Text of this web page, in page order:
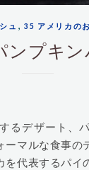
ュ , 35 アメリカの
ンプキ
ーマルな食事の
を代表するパイ